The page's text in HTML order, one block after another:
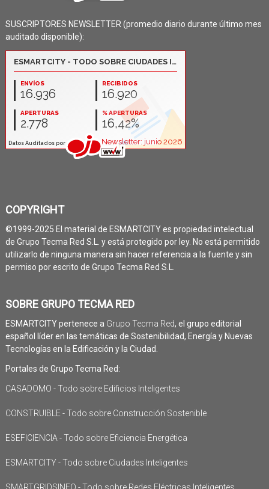
SUSCRIPTORES NEWSLETTER (promedio diario durante último mes
auditado disponible):
COPYRIGHT
©1999-2025 El material de ESMARTCITY es propiedad intelectual
de Grupo Tecma Red S.L. y está protegido por ley. No está permitido
utilizarlo de ninguna manera sin hacer referencia a la fuente y sin
permiso por escrito de Grupo Tecma Red S.L.
SOBRE GRUPO TECMA RED
ESMARTCITY pertenece a Grupo Tecma Red, el grupo editorial
español líder en las temáticas de Sostenibilidad, Energía y Nuevas
Tecnologías en la Edificación y la Ciudad.
Portales de Grupo Tecma Red:
CASADOMO - Todo sobre Edificios Inteligentes
CONSTRUIBLE - Todo sobre Construcción Sostenible
ESEFICIENCIA - Todo sobre Eficiencia Energética
ESMARTCITY - Todo sobre Ciudades Inteligentes
SMARTGRIDSINFO - Todo sobre Redes Eléctricas Inteligentes